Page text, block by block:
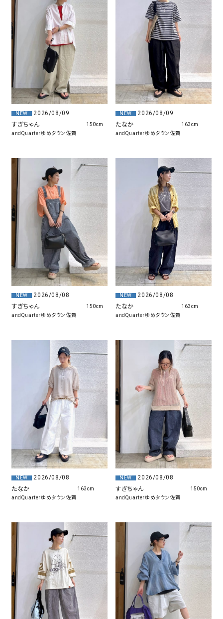
NEW
2026/08/09
すぎちゃん
andQuarterゆめタウン佐賀
150cm
NEW
2026/08/09
たなか
andQuarterゆめタウン佐賀
163cm
NEW
2026/08/08
すぎちゃん
andQuarterゆめタウン佐賀
150cm
NEW
2026/08/08
たなか
andQuarterゆめタウン佐賀
163cm
NEW
2026/08/08
たなか
andQuarterゆめタウン佐賀
163cm
NEW
2026/08/08
すぎちゃん
andQuarterゆめタウン佐賀
150cm